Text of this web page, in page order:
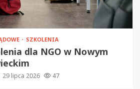
SZKOLENIA
dla NGO w Nowym
29 lipca 2026 47